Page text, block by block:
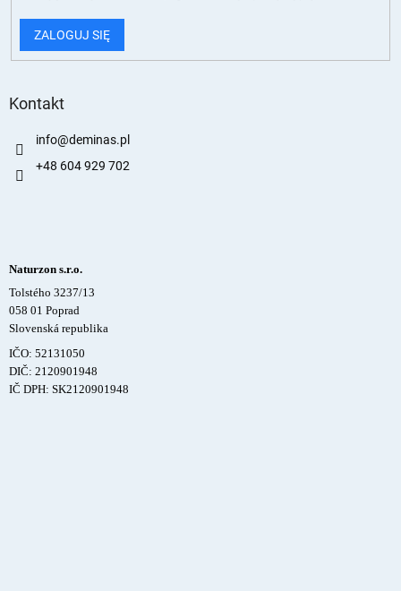
ZALOGUJ SIĘ
Kontakt
info@deminas.pl
+48 604 929 702
Naturzon s.r.o.
Tolstého 3237/13
058 01 Poprad
Slovenská republika
IČO: 52131050
DIČ: 2120901948
IČ DPH: SK2120901948